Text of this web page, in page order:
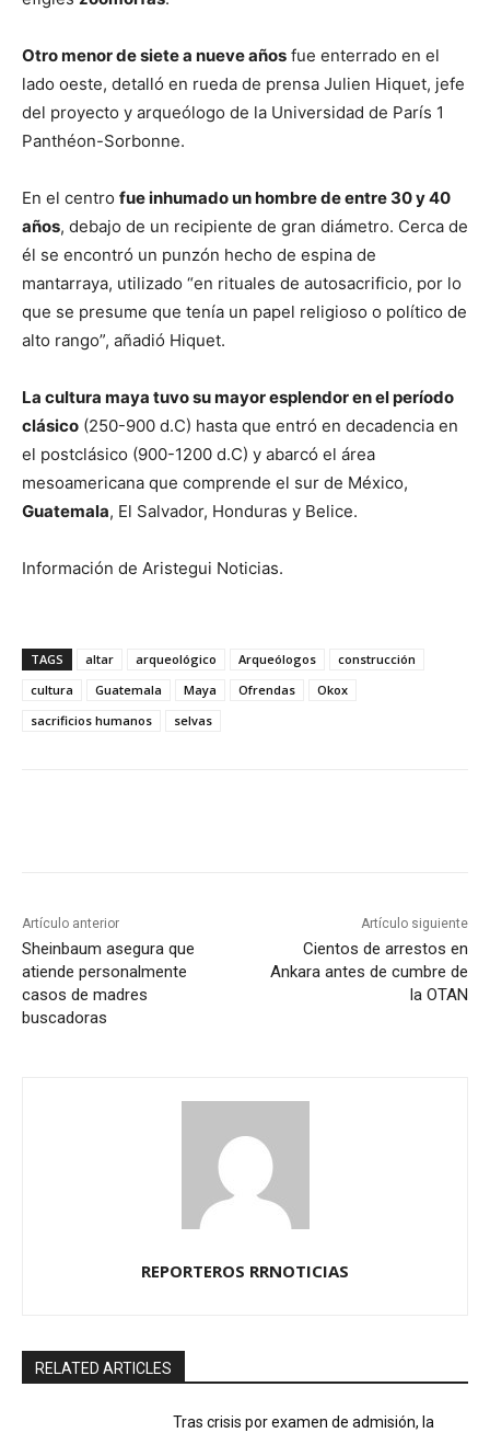
Otro menor de siete a nueve años fue enterrado en el
lado oeste, detalló en rueda de prensa Julien Hiquet, jefe
del proyecto y arqueólogo de la Universidad de París 1
Panthéon-Sorbonne.
En el centro fue inhumado un hombre de entre 30 y 40
años, debajo de un recipiente de gran diámetro. Cerca de
él se encontró un punzón hecho de espina de
mantarraya, utilizado “en rituales de autosacrificio, por lo
que se presume que tenía un papel religioso o político de
alto rango”, añadió Hiquet.
La cultura maya tuvo su mayor esplendor en el período
clásico (250-900 d.C) hasta que entró en decadencia en
el postclásico (900-1200 d.C) y abarcó el área
mesoamericana que comprende el sur de México,
Guatemala, El Salvador, Honduras y Belice.
Información de Aristegui Noticias.
TAGS altar arqueológico Arqueólogos
construcción
cultura
Guatemala Maya Ofrendas
Okox
sacrificios humanos
selvas
Artículo anterior
Sheinbaum asegura que
atiende personalmente
casos de madres
buscadoras
Artículo siguiente
Cientos de arrestos en
Ankara antes de cumbre de
la OTAN
REPORTEROS RRNOTICIAS
RELATED ARTICLES
Tras crisis por examen de admisión, la